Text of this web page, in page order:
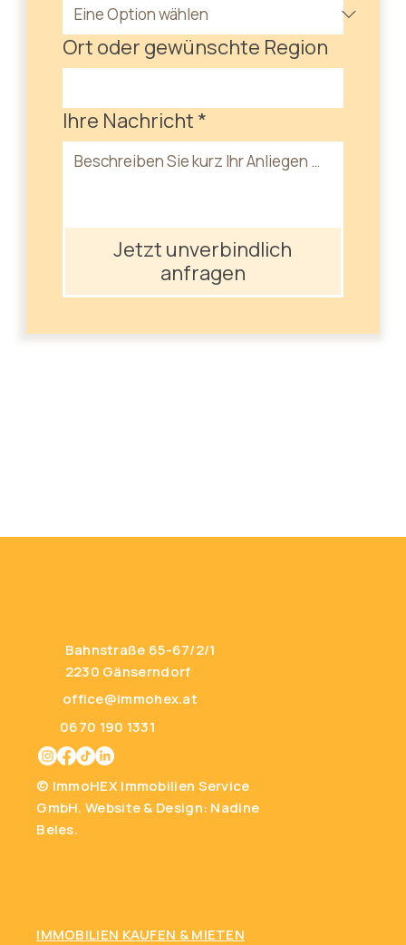
Ort oder gewünschte Region
Ihre Nachricht *
Jetzt unverbindlich
anfragen
Bahnstraße 65-67/2/1
2230 Gänserndorf
office@immohex.at
0670 190 1331
© ImmoHEX Immobilien Service
GmbH.Website & Design: Nadine
Beles.
IMMOBILIEN KAUFEN & MIETEN